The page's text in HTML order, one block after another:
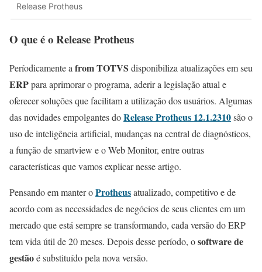
Release Protheus
O que é o Release Protheus
Períodicamente a from TOTVS disponibiliza atualizações em seu
ERPpara aprimorar o programa, aderir a legislação atual e
oferecer soluções que facilitam a utilização dos usuários. Algumas
das novidades empolgantes doRelease Protheus 12.1.2310são o
uso de inteligência artificial, mudanças na central de diagnósticos,
a função de smartview e o Web Monitor, entre outras
características que vamos explicar nesse artigo.
Pensando em manter oProtheusatualizado, competitivo e de
acordo com as necessidades de negócios de seus clientes em um
mercado que está sempre se transformando, cada versão do ERP
tem vida útil de 20 meses. Depois desse período, osoftware de
gestãoé substituído pela nova versão.